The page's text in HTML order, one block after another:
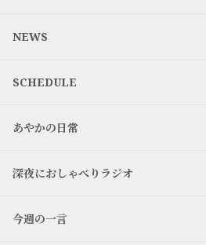
NEWS
SCHEDULE
あやかの日常
深夜におしゃべりラジオ
今週の一言